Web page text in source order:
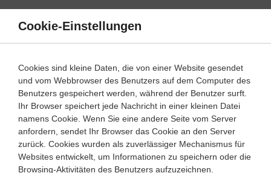
Direkt
Inhalt
Klassenarbeit
Physik 5. ‐ 6. Klasse
Akustik (2)
Dauer: 20 Minuten
Empfohlen von
Tutor Tobi
Cookie-Einstellungen
Cookies sind kleine Daten, die von einer Website gesendet
und vom Webbrowser des Benutzers auf dem Computer des
Benutzers gespeichert werden, während der Benutzer surft.
Ihr Browser speichert jede Nachricht in einer kleinen Datei
namens Cookie. Wenn Sie eine andere Seite vom Server
anfordern, sendet Ihr Browser das Cookie an den Server
zurück. Cookies wurden als zuverlässiger Mechanismus für
Websites entwickelt, um Informationen zu speichern oder die
Browsing-Aktivitäten des Benutzers aufzuzeichnen.